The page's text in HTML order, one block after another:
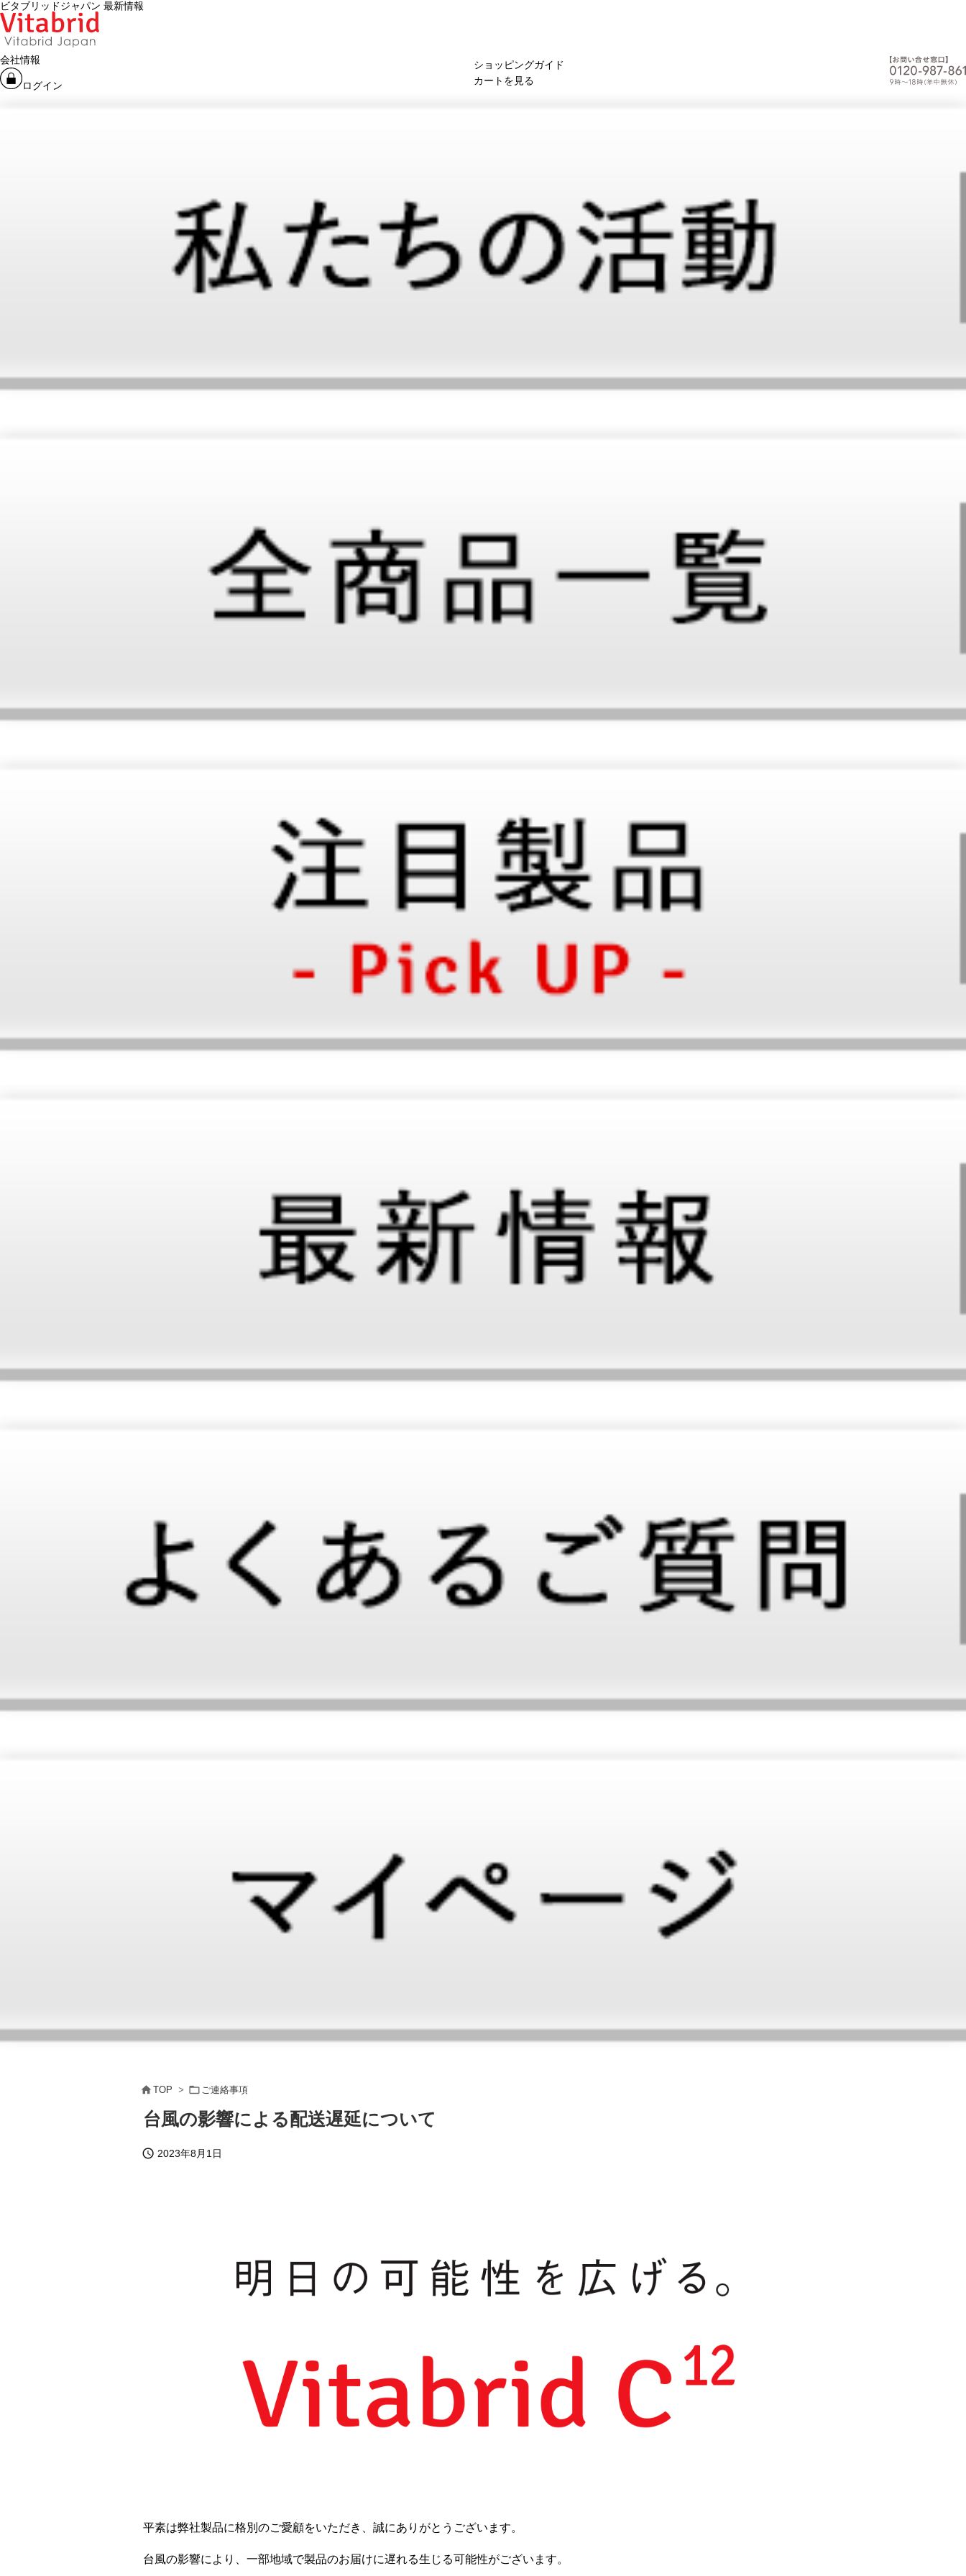
ビタブリッドジャパン 最新情報
会社情報
ログイン
ショッピングガイド
カートを見る
 TOP >  ご連絡事項
台風の影響による配送遅延について
 2023年8月1日
平素は弊社製品に格別のご愛顧をいただき、誠にありがとうございます。
台風の影響により、一部地域で製品のお届けに遅れる生じる可能性がございます。